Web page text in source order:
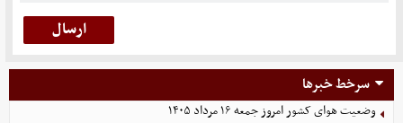
سرخط خبرها
وضعیت هوای کشور امروز جمعه ۱۶ مرداد ۱۴۰۵